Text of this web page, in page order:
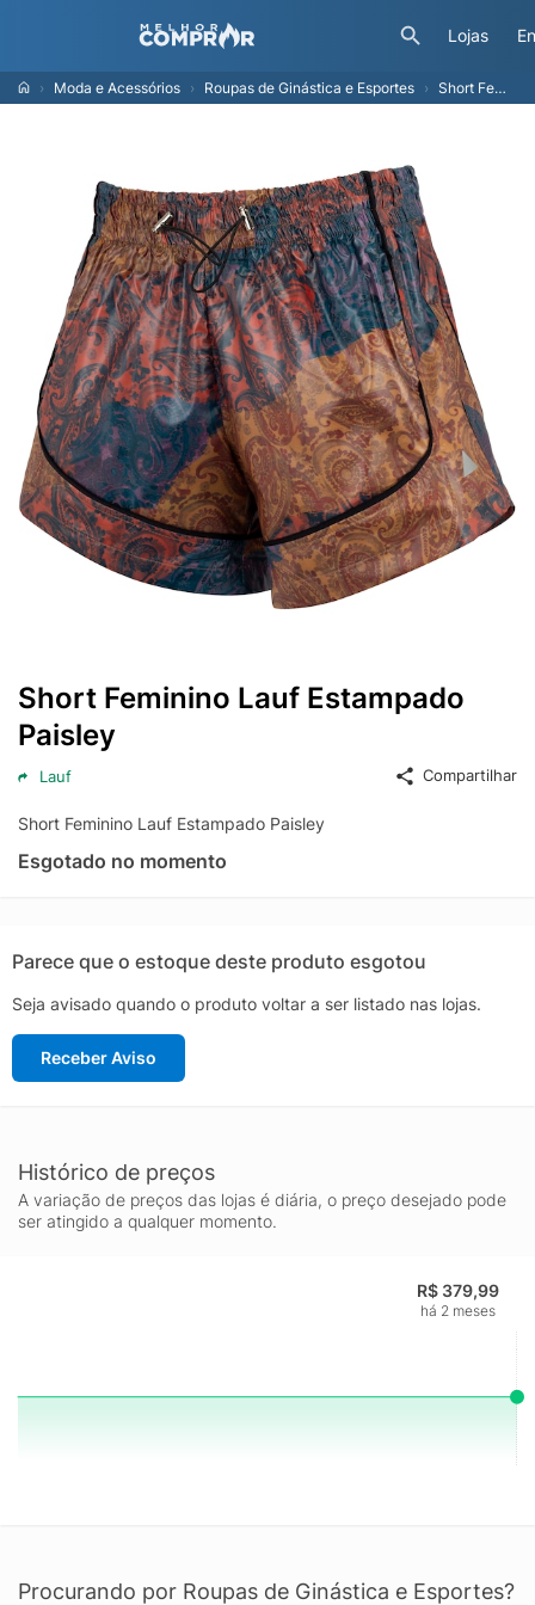
Lojas
Moda e Acessórios Roupas de Ginástica e Esportes Short Feminino Lauf Estampado Paisley
Short Feminino Lauf Estampado
Paisley
Lauf Compartilhar
Short Feminino Lauf Estampado Paisley
Esgotado no momento
Parece que o estoque deste produto esgotou
Seja avisado quando o produto voltar a ser listado nas lojas.
Receber Aviso
Histórico de preços
A variação de preços das lojas é diária, o preço desejado pode
ser atingido a qualquer momento.
R$ 379,99
há 2 meses
Procurando por Roupas de Ginástica e Esportes?